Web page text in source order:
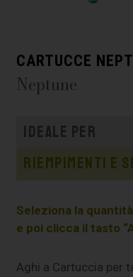
CARTUCCE
Neptune
Ideale per
Riempimenti e
Seleziona la
e poi clicca il tasto
Aghi a Cartuccia per